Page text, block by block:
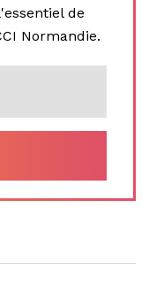
de
Normandie.